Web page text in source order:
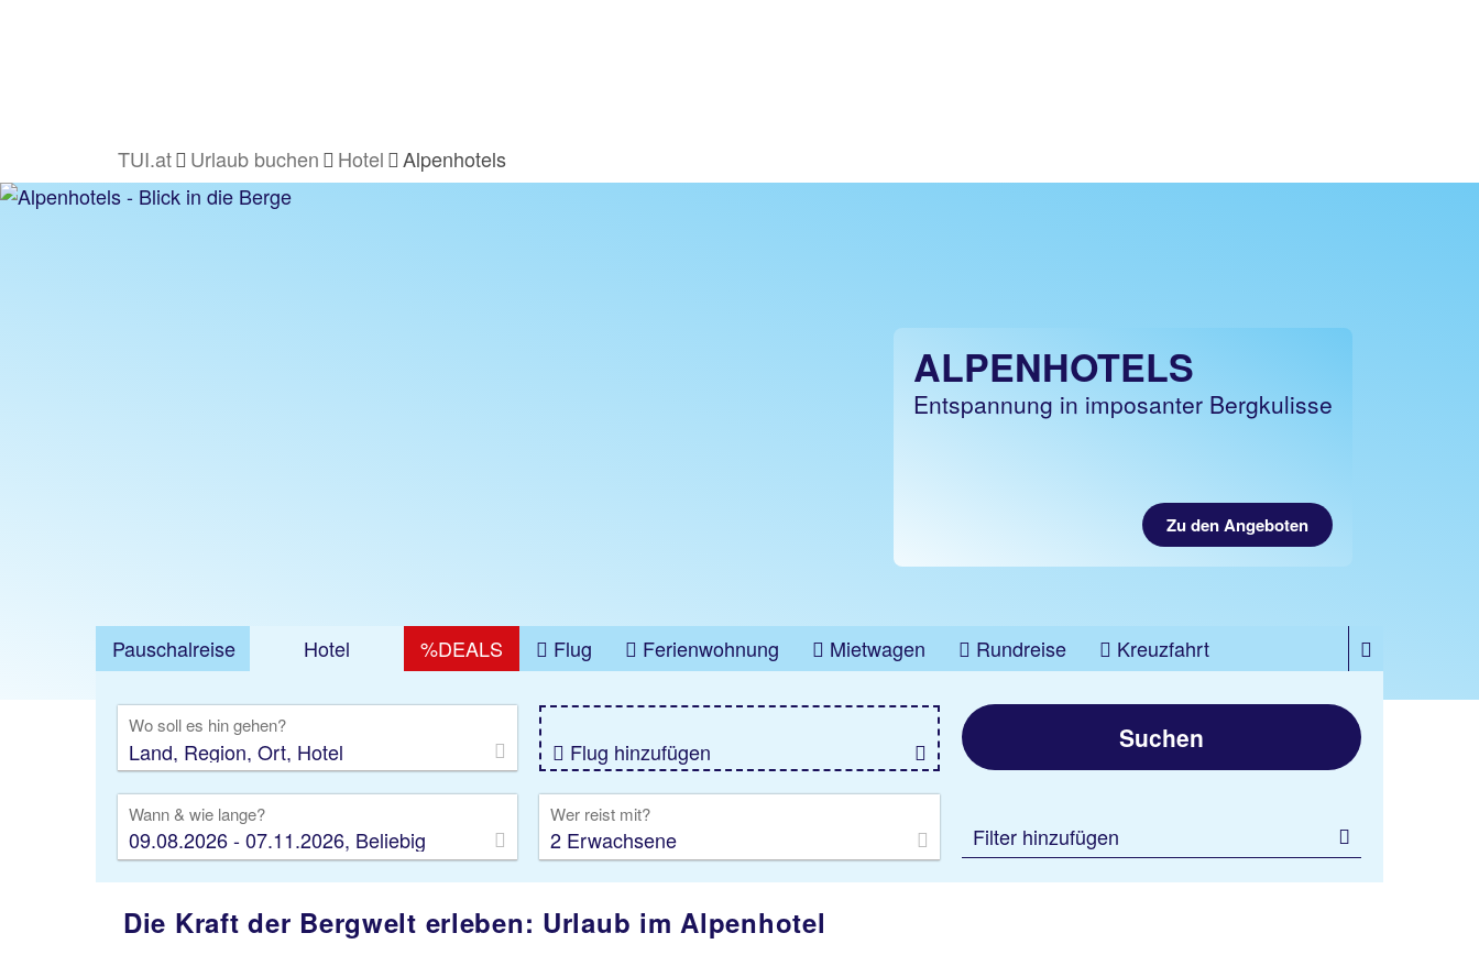
TUI.at Urlaub buchen Hotel Alpenhotels
ALPENHOTELS
Entspannung in imposanter Bergkulisse
Zu den Angeboten
Pauschalreise Hotel %DEALS Flug Ferienwohnung Mietwagen Rundreise
Kreuzfahrt
Wo soll es hin gehen?
Flug hinzufügen
Wann & wie lange?
09.08.2026 - 07.11.2026, Beliebig
Wer reist mit?
2 Erwachsene
Suchen
Filter hinzufügen
Die Kraft der Bergwelt erleben: Urlaub im Alpenhotel